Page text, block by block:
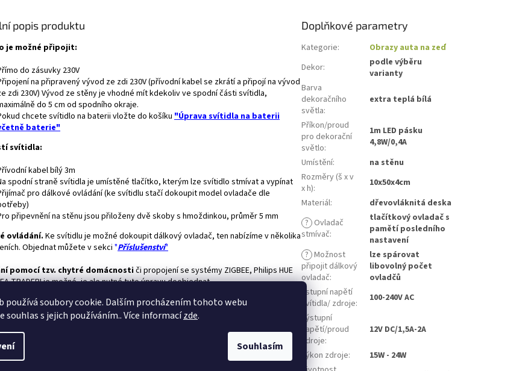
používá soubory cookie. Dalším procházením tohoto webu
souhlas s jejich používáním.. Více informacízde.
Souhlasím
popis produktu
je možné připojit:
do zásuvky 230V
na připravený vývod ze zdi 230V (přívodní kabel se zkrátí a připojí na vývod
zdi 230V) Vývod ze stěny je vhodné mít kdekoliv ve spodní části svítidla,
do 5 cm od spodního okraje.
chcete svítidlo na baterii vložte do košíku "Úprava svítidla na baterii
baterie"
svítidla:
kabel bílý 3m
spodní straně svítidla je umístěné tlačítko, kterým lze svítidlo stmívat a vypínat
pro dálkové ovládání (ke svítidlu stačí dokoupit model ovladače dle
připevnění na stěnu jsou přiloženy dvě skoby s hmoždinkou, průměr 5 mm
ovládání.Ke svítidlu je možné dokoupit dálkový ovladač, ten nabízíme v několika
Objednat můžete v sekci "Příslušenství"
pomocí tzv. chytré domácnostiči propojení se systémy ZIGBEE, Philips HUE
TRADFRI je možné, je ale nutné tuto úpravu doobjednat.
světlo:Ke svítidlu si můžete zakoupit výkonné přídavnéLEDsvětlo, při kterém
si například číst. Součástí přídavného světla je dotykový ovladač. Ovládání
Doplňkové parametry
Kategorie:
Obrazy auta na zeď
Dekor:
podle výběru
varianty
Barva
dekoračního
světla:
extra teplá bílá
Příkon/proud
pro dekorační
světlo:
1m LED pásku
4,8W/0,4A
Umístění:
na stěnu
Rozměry (š x v
x h):
10x50x4cm
Materiál:
dřevovláknitá deska
? Ovladač
stmívač:
tlačítkový ovladač s
pamětí posledního
nastavení
? Možnost
připojit dálkový
ovladač:
lze spárovat
libovolný počet
ovladčů
Vstupní napětí
svítidla/ zdroje:
100-240V AC
Výstupní
napětí/proud
zdroje:
12V DC/1,5A-2A
Výkon zdroje:
15W - 24W